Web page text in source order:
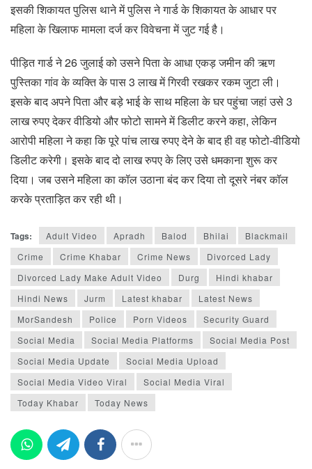
इसकी शिकायत पुलिस थाने में पुलिस ने गार्ड के शिकायत के आधार पर
महिला के खिलाफ मामला दर्ज कर विवेचना में जुट गई है।
पीड़ित गार्ड ने 26 जुलाई को उसने पिता के आधा एकड़ जमीन की ऋण
पुस्तिका गांव के व्यक्ति के पास 3 लाख में गिरवी रखकर रकम जुटा ली।
इसके बाद अपने पिता और बड़े भाई के साथ महिला के घर पहुंचा जहां उसे 3
लाख रुपए देकर वीडियो और फोटो सामने में डिलीट करने कहा, लेकिन
आरोपी महिला ने कहा कि पूरे पांच लाख रुपए देने के बाद ही वह फोटो-वीडियो
डिलीट करेगी। इसके बाद दो लाख रुपए के लिए उसे धमकाना शुरू कर
दिया। जब उसने महिला का कॉल उठाना बंद कर दिया तो दूसरे नंबर कॉल
करके प्रताड़ित कर रही थी।
Tags: Adult Video Apradh Balod Bhilai
Blackmail
Crime
Crime Khabar Crime News
Divorced Lady
Divorced Lady Make Adult Video
Durg
Hindi khabar
Hindi News
Jurm Latest khabar
Latest News
MorSandesh
Police Porn Videos
Security Guard
Social Media
Social Media Platforms
Social Media Post
Social Media Update
Social Media Upload
Social Media Video Viral
Social Media Viral
Today Khabar
Today News